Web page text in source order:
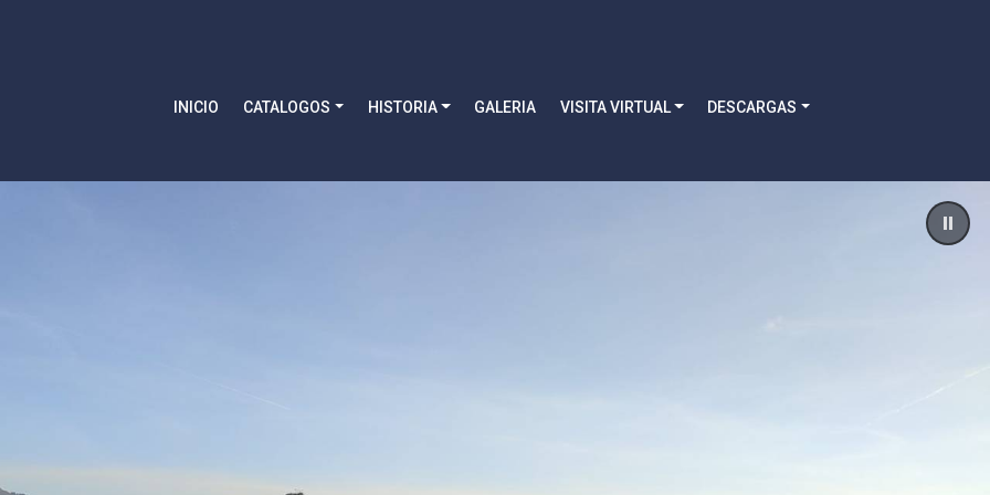
INICIO
CATALOGOS HISTORIA GALERIA VISITA VIRTUAL DESCARGAS